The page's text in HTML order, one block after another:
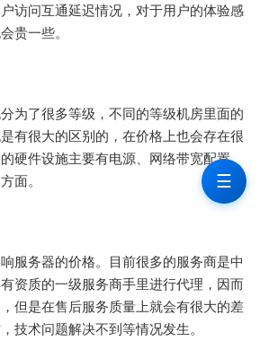
访问互通延迟情况，对于用户的体验感
贵一些。
为了很多等级，不同的等级机房里面的
有很大的区别的，在价格上也会存在很
硬件设施主要有电源、网络带宽配置、
面。
服务器的价格。目前很多的服务商是中
资质的一级服务商手里进行代理，因而
但是在售后服务质量上就会有很大的差
技术问题解决不到等情况发生。
☰